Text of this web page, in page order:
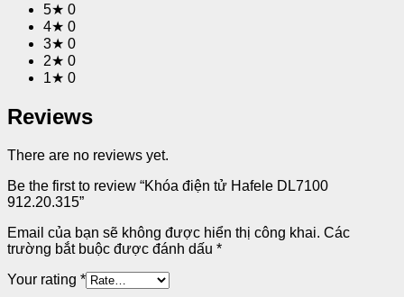
5★ 0
4★ 0
3★ 0
2★ 0
1★ 0
Reviews
There are no reviews yet.
Be the first to review “Khóa điện tử Hafele DL7100
912.20.315”
Email của bạn sẽ không được hiển thị công khai. Các
trường bắt buộc được đánh dấu *
Your rating *